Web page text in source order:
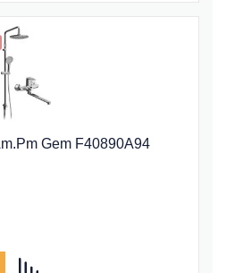
Gem F40890A94